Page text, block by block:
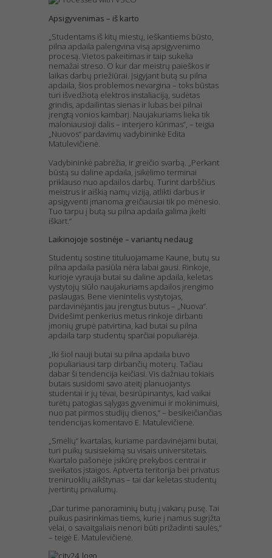
Apsigyvenimas – iš karto
„Studentams iš kitų miestų, ieškantiems būsto,
pilna apdaila palengvina visą apsigyvenimo
procesą. Vietos pakeitimas ir taip sukelia
nemažai streso. O kur dar meistrų paieškos ir
laikas darbų priežiūrai. Įsigyjant butą su pilna
apdaila, šios problemos nevargina – toks būstas
turi išvedžiotą elektros instaliaciją, sudėtas
grindis, apdailintas sienas ir lubas bei pilnai
įrengtą vonios kambarį. Naujakuriams lieka tik
maloniausioji dalis – interjero kūrimas“, – teigia
„Nuovos“ pardavimų vadybininkė Edita
Matulevičienė.
Vadybininkė pabrėžia, ir greičio svarbą. „Perkant
būstą su daline apdaila, įsikėlimo terminai
priklauso nuo apdailos darbų. Turint darbščius
meistrus ir aiškią namų viziją, atlikti darbus ir
apsigyventi įmanoma greičiausiai tik po mėnesio.
Tuo tarpu į butą su pilna apdaila galima įkelti
iškart.“
Laikinojoje sostinėje – variantų nedaug
Studentų sostine tituluojamame Kaune, butų su
pilna apdaila pasiūla nėra labai gausi. Rinkoje,
kurioje vyrauja butai su daline apdaila, keletas
vystytojų siūlo naujakuriams apdailos įrengimo
paslaugas. Bene vienintelis vystytojas,
pardavinėjantis jau įrengtus butus – „Nuova“.
Dvidešimt penkerius metus rinkoje dirbanti
įmonių grupė patvirtina, kad butai su pilna
apdaila tarp studentų sparčiai populiarėja.
„Iki šiol nauji butai su pilna apdaila buvo
populiariausi tarp dirbančių moterų. Tačiau
dabar ši tendencija keičiasi. Vis dažniau tokiais
butais susidomi savo ateitį planuojantys
studentai ir jų tėvai, besirūpinantys, kad vaikai
turėtų patogias sąlygas gyvenimui ir mokinimuisi,
nuo pat pirmos studijų dienos,“ – besikeičiančias
tendencijas komentavo E. Matulevičienė.
„Smėlių“ kvartalas, kuriame pardavinėjami butai,
turi puikų susisiekimą su visais universitetais.
Kvartalo pašonėje įsikūrę prekybos centrai ir
sveikatos įstaigos. Aptverta teritorija bei privatus
treniruoklių aikštynas – tai dar keletas studentų
įvertintų privalumų.
„Dar turime panoraminių butų į vakarų pusę. Tai
puikus pasirinkimas tiems, kurie į namus sugrįžta
vėlai, o savaitgaliais nenori būti prižadinti saulės,“
– teigė E. Matulevičienė.